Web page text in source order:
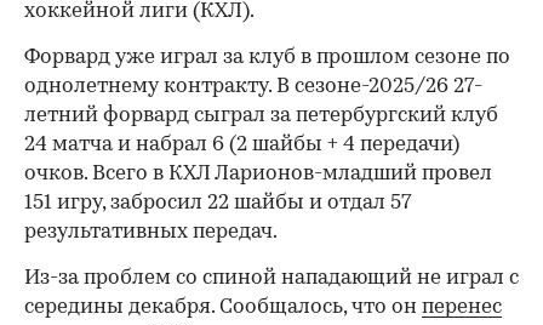
хоккейной лиги (КХЛ).
Форвард уже играл за клуб в прошлом сезоне по
однолетнему контракту. В сезоне-2025/26 27-
летний форвард сыграл за петербургский клуб
24 матча и набрал 6 (2 шайбы + 4 передачи)
очков. Всего в КХЛ Ларионов-младший провел
151 игру, забросил 22 шайбы и отдал 57
результативных передач.
Из-за проблем со спиной нападающий не играл с
середины декабря. Сообщалось, что он перенес